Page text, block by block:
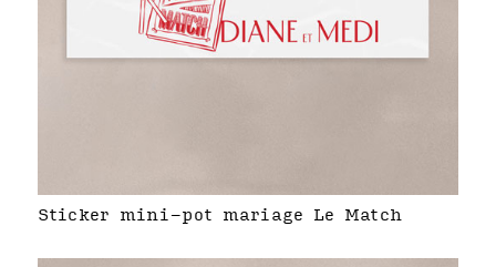
Sticker mini-pot mariage Le Match